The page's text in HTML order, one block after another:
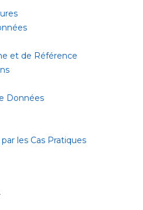
et de Référence
Données
les Cas Pratiques